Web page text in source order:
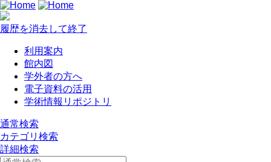
履歴を消去して終了
利用案内
館内図
学外者の方へ
電子資料の活用
学術情報リポジトリ
通常検索
カテゴリ検索
詳細検索